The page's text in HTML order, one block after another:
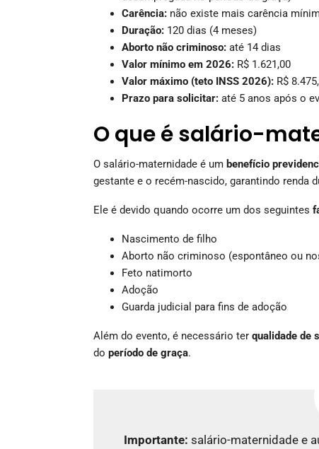
Carência: não existe mais carência
Duração: 120 dias (4 meses)
Aborto não criminoso: até 14 dias
Valor mínimo em 2026: R$ 1.621,00
Valor máximo (teto INSS 2026): R$
Prazo para solicitar: até 5 anos após o
O que é salário-
O salário-maternidade é um benefício
gestante e o recém-nascido, garantindo renda
Ele é devido quando ocorre um dos seguintes
Nascimento de filho
Aborto não criminoso (espontâneo ou
Feto natimorto
Adoção
Guarda judicial para fins de adoção
Além do evento, é necessário ter qualidade de
do período de graça.
Importante: salário-maternidade e